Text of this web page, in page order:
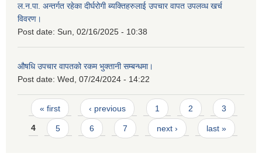
ल.न.पा. अन्तर्गत रहेका दीर्घरोगी ब्यक्तिहरुलाई उपचार वापत उपलव्ध खर्च
विवरण।
Post date: Sun, 02/16/2025 - 10:38
औषधि उपचार वापतको रकम भुक्तानी सम्बन्धमा।
Post date: Wed, 07/24/2024 - 14:22
Pages
« first ‹ previous 1 2 3
4 5 6 7 next › last »